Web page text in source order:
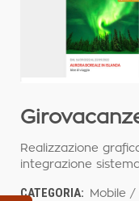
Realizzazione
integrazione
CATEGORIA: Mobile /